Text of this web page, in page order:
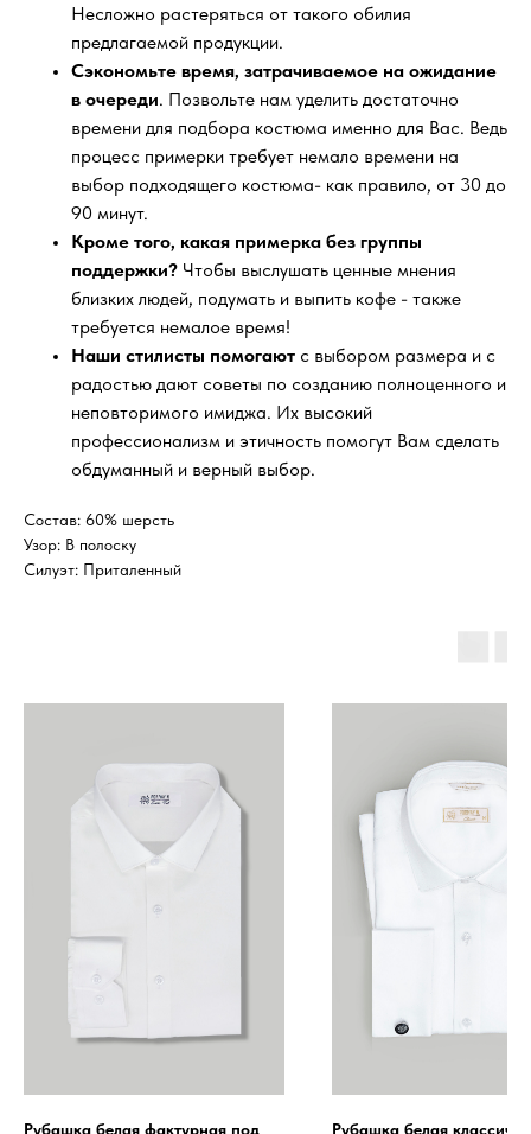
Несложно растеряться от такого обилия
предлагаемой продукции.
Сэкономьте время, затрачиваемое на ожидание
в очереди. Позвольте нам уделить достаточно
времени для подбора костюма именно для Вас. Ведь
процесс примерки требует немало времени на
выбор подходящего костюма- как правило, от 30 до
90 минут.
Кроме того, какая примерка без группы
поддержки? Чтобы выслушать ценные мнения
близких людей, подумать и выпить кофе - также
требуется немалое время!
Наши стилисты помогают с выбором размера и с
радостью дают советы по созданию полноценного и
неповторимого имиджа. Их высокий
профессионализм и этичность помогут Вам сделать
обдуманный и верный выбор.
Состав: 60% шерсть
Узор: В полоску
Силуэт: Приталенный
Рубашка белая фактурная под Рубашка белая